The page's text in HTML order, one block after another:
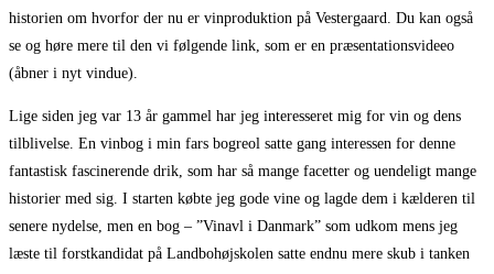
historien om hvorfor der nu er vinproduktion på Vestergaard. Du kan også
se og høre mere til den vi følgende link, som er en præsentationsvideeo
(åbner i nyt vindue).
Lige siden jeg var 13 år gammel har jeg interesseret mig for vin og dens
tilblivelse. En vinbog i min fars bogreol satte gang interessen for denne
fantastisk fascinerende drik, som har så mange facetter og uendeligt mange
historier med sig. I starten købte jeg gode vine og lagde dem i kælderen til
senere nydelse, men en bog – ”Vinavl i Danmark” som udkom mens jeg
læste til forstkandidat på Landbohøjskolen satte endnu mere skub i tanken